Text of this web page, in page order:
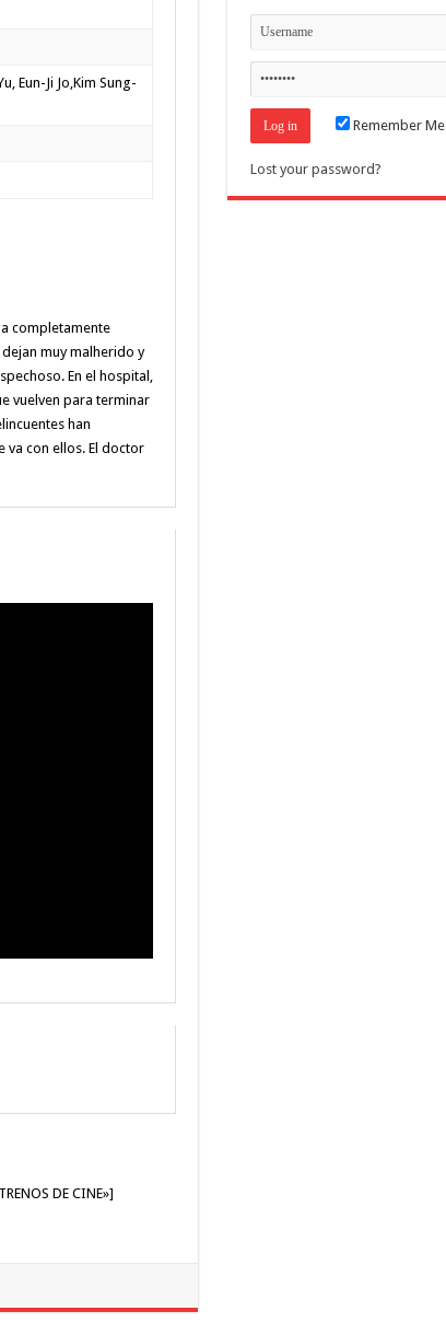
Eun-Ji Jo,Kim Sung-
completamente
muy malherido y
En el hospital,
vuelven para terminar
han
va con ellos. El doctor
DE CINE»]
Remember Me
Lost your password?